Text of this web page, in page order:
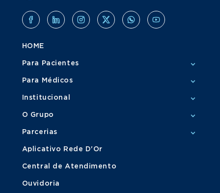
HOME
Para Pacientes
Para Médicos
Institucional
O Grupo
Parcerias
Aplicativo Rede D'Or
Central de Atendimento
Ouvidoria